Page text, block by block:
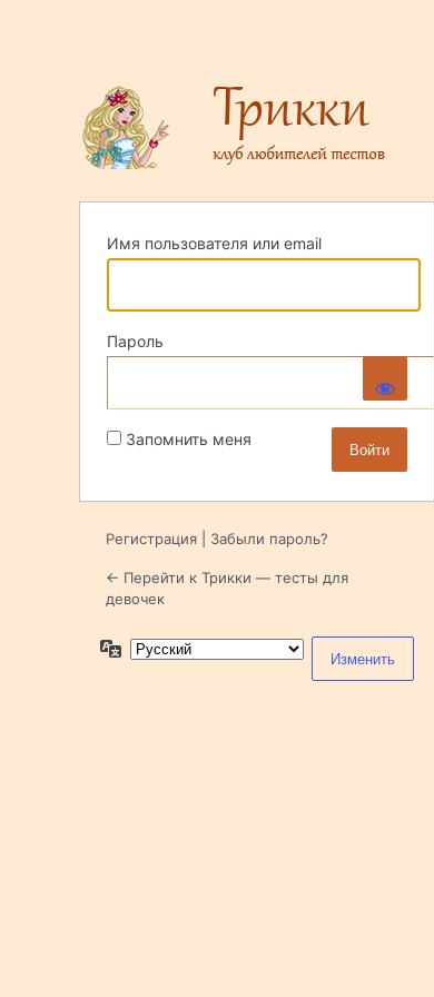
Имя пользователя или email
Пароль
Запомнить меня
Регистрация Забыли пароль?
← Перейти к Трикки — тесты для
девочек
Язык